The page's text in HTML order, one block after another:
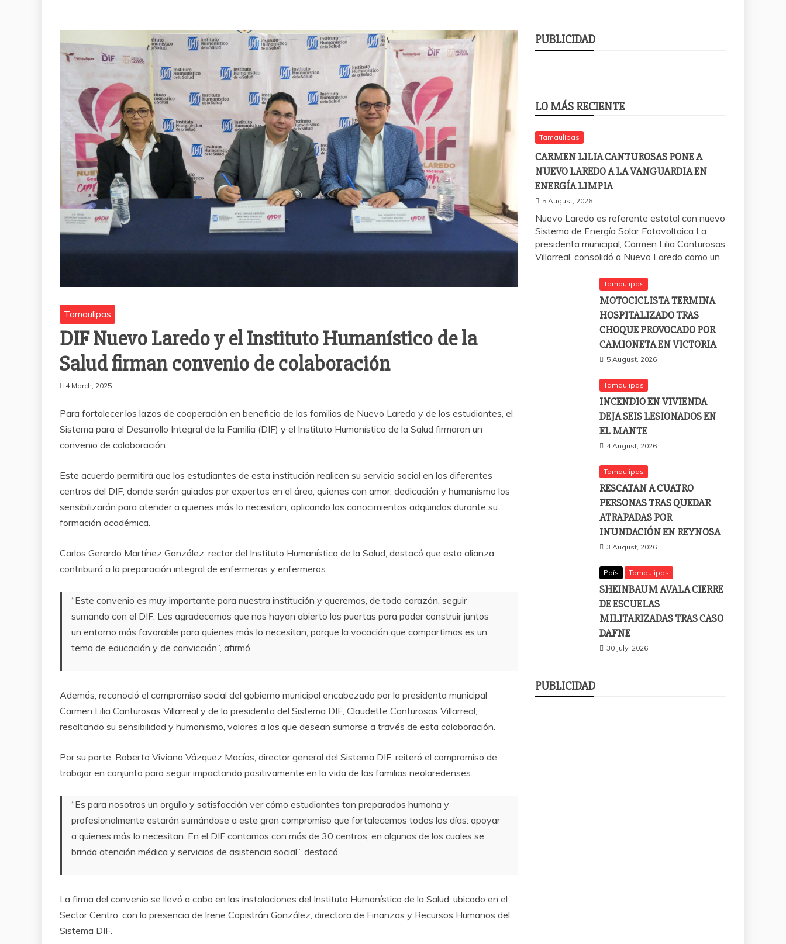
Tamaulipas
DIF Nuevo Laredo y el Instituto Humanístico de la
Salud firman convenio de colaboración
4 March, 2025
Para fortalecer los lazos de cooperación en beneficio de las familias de Nuevo Laredo y de los estudiantes, el
Sistema para el Desarrollo Integral de la Familia (DIF) y el Instituto Humanístico de la Salud firmaron un
convenio de colaboración.
Este acuerdo permitirá que los estudiantes de esta institución realicen su servicio social en los diferentes
centros del DIF, donde serán guiados por expertos en el área, quienes con amor, dedicación y humanismo los
sensibilizarán para atender a quienes más lo necesitan, aplicando los conocimientos adquiridos durante su
formación académica.
Carlos Gerardo Martínez González, rector del Instituto Humanístico de la Salud, destacó que esta alianza
contribuirá a la preparación integral de enfermeras y enfermeros.
“Este convenio es muy importante para nuestra institución y queremos, de todo corazón, seguir
sumando con el DIF. Les agradecemos que nos hayan abierto las puertas para poder construir juntos
un entorno más favorable para quienes más lo necesitan, porque la vocación que compartimos es un
tema de educación y de convicción”, afirmó.
Además, reconoció el compromiso social del gobierno municipal encabezado por la presidenta municipal
Carmen Lilia Canturosas Villarreal y de la presidenta del Sistema DIF, Claudette Canturosas Villarreal,
resaltando su sensibilidad y humanismo, valores a los que desean sumarse a través de esta colaboración.
Por su parte, Roberto Viviano Vázquez Macías, director general del Sistema DIF, reiteró el compromiso de
trabajar en conjunto para seguir impactando positivamente en la vida de las familias neolaredenses.
“Es para nosotros un orgullo y satisfacción ver cómo estudiantes tan preparados humana y
profesionalmente estarán sumándose a este gran compromiso que fortalecemos todos los días: apoyar
a quienes más lo necesitan. En el DIF contamos con más de 30 centros, en algunos de los cuales se
brinda atención médica y servicios de asistencia social”, destacó.
La firma del convenio se llevó a cabo en las instalaciones del Instituto Humanístico de la Salud, ubicado en el
Sector Centro, con la presencia de Irene Capistrán González, directora de Finanzas y Recursos Humanos del
Sistema DIF.
PUBLICIDAD
LO MÁS RECIENTE
Tamaulipas
CARMEN LILIA CANTUROSAS PONE A
NUEVO LAREDO A LA VANGUARDIA EN
ENERGÍA LIMPIA
5 August, 2026
Nuevo Laredo es referente estatal con nuevo
Sistema de Energía Solar Fotovoltaica La
presidenta municipal, Carmen Lilia Canturosas
Villarreal, consolidó a Nuevo Laredo como un
Tamaulipas
MOTOCICLISTA TERMINA
HOSPITALIZADO TRAS
CHOQUE PROVOCADO POR
CAMIONETA EN VICTORIA
5 August, 2026
Tamaulipas
INCENDIO EN VIVIENDA
DEJA SEIS LESIONADOS EN
EL MANTE
4 August, 2026
Tamaulipas
RESCATAN A CUATRO
PERSONAS TRAS QUEDAR
ATRAPADAS POR
INUNDACIÓN EN REYNOSA
3 August, 2026
País Tamaulipas
SHEINBAUM AVALA CIERRE
DE ESCUELAS
MILITARIZADAS TRAS CASO
DAFNE
30 July, 2026
PUBLICIDAD